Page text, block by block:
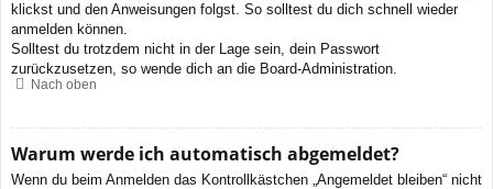
klickst und den Anweisungen folgst. So solltest du dich schnell wieder
anmelden können.
Solltest du trotzdem nicht in der Lage sein, dein Passwort
zurückzusetzen, so wende dich an die Board-Administration.
Nach oben
Warum werde ich automatisch abgemeldet?
Wenn du beim Anmelden das Kontrollkästchen „Angemeldet bleiben“ nicht